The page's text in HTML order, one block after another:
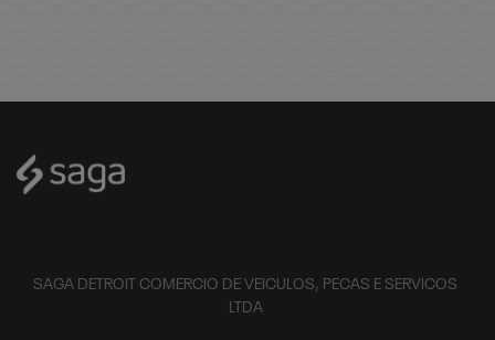
SAGA DETROIT COMERCIO DE VEICULOS, PECAS E SERVICOS
LTDA